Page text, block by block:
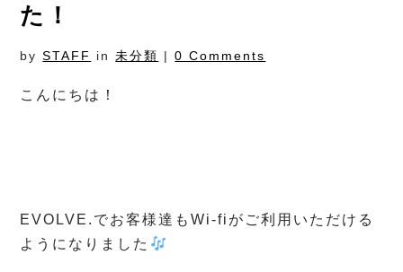
た！
bySTAFF in未分類 |0 Comments
こんにちは！
EVOLVE.でお客様達もWi-fiがご利用いただける
ようになりました